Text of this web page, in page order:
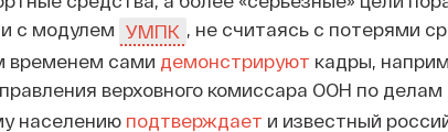
с модулем УМПК , не считаясь с потерями
временем сами демонстрируют кадры,
верховного комиссара ООН по делам
населению подтверждает и известный